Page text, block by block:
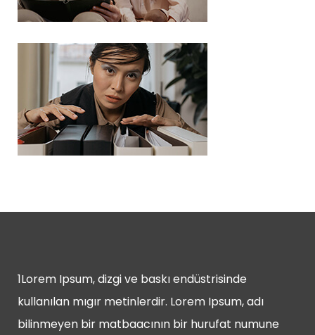
1Lorem Ipsum, dizgi ve baskı endüstrisinde
kullanılan mıgır metinlerdir. Lorem Ipsum, adı
bilinmeyen bir matbaacının bir hurufat numune